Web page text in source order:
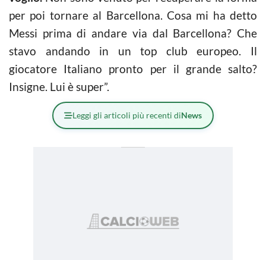
per poi tornare al Barcellona. Cosa mi ha detto
Messi prima di andare via dal Barcellona? Che
stavo andando in un top club europeo. Il
giocatore Italiano pronto per il grande salto?
Insigne. Lui è super”.
Leggi gli articoli più recenti diNews